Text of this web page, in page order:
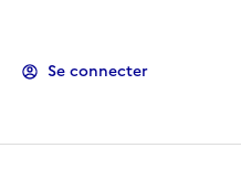
Se connecter